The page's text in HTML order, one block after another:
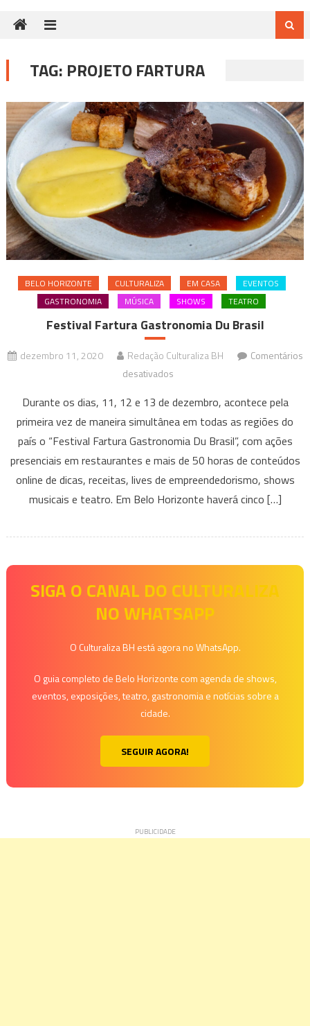
TAG: PROJETO FARTURA
BELO HORIZONTE CULTURALIZA EM CASA
EVENTOS
GASTRONOMIA
MÚSICA SHOWS TEATRO
Festival Fartura Gastronomia Du Brasil
dezembro 11, 2020 Redação Culturaliza BH
Comentários
desativados
Fartura
Gastronomia
Du
Brasil
Durante os dias, 11, 12 e 13 de dezembro, acontece pela
primeira vez de maneira simultânea em todas as regiões do
país o “Festival Fartura Gastronomia Du Brasil”, com ações
presenciais em restaurantes e mais de 50 horas de conteúdos
online de dicas, receitas, lives de empreendedorismo, shows
musicais e teatro. Em Belo Horizonte haverá cinco […]
SIGA O CANAL DO CULTURALIZA
NO WHATSAPP
O Culturaliza BH está agora no WhatsApp.
O guia completo de Belo Horizonte com agenda de shows,
eventos, exposições, teatro, gastronomia e notícias sobre a
cidade.
SEGUIR AGORA!